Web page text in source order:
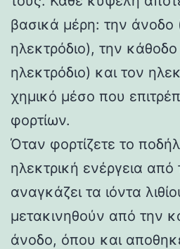
βασικά μέρη: την άνοδο
ηλεκτρόδιο), την κάθοδο
ηλεκτρόδιο) και τον
χημικό μέσο που
φορτίων.
Όταν φορτίζετε το
ηλεκτρική ενέργεια από
αναγκάζει τα ιόντα
μετακινηθούν από την
άνοδο, όπου και